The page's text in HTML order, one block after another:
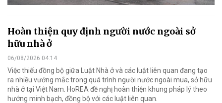
Hoàn thiện quy định người nước ngoài sở
hữu nhà ở
06/08/2026 04:14
Việc thiếu đồng bộ giữa Luật Nhà ở và các luật liên quan đang tạo
ra nhiều vướng mắc trong quá trình người nước ngoài mua, sở hữu
nhà ở tại Việt Nam. HoREA đề nghị hoàn thiện khung pháp lý theo
hướng minh bạch, đồng bộ với các luật liên quan.